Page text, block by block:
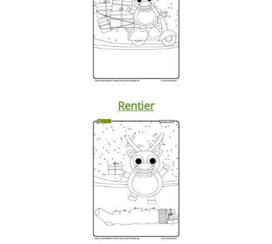
Rentier